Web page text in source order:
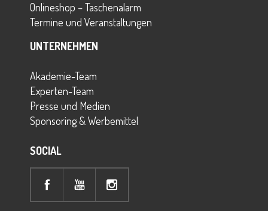
Onlineshop – Taschenalarm
Termine und Veranstaltungen
UNTERNEHMEN
Akademie-Team
Experten-Team
Presse und Medien
Sponsoring & Werbemittel
SOCIAL